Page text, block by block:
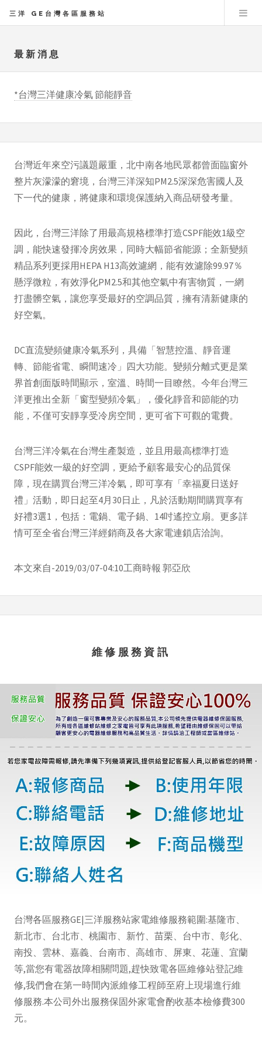
三洋 GE台灣各區服務站
最新消息
*台灣三洋健康冷氣 節能靜音
台灣近年來空污議題嚴重，北中南各地民眾都曾面臨窗外
整片灰濛濛的窘境，台灣三洋深知PM2.5深深危害國人及
下一代的健康，將健康和環境保護納入商品研發考量。
因此，台灣三洋除了用最高規格標準打造CSPF能效1級空
調，能快速發揮冷房效果，同時大幅節省能源；全新變頻
精品系列更採用HEPA H13高效濾網，能有效濾除99.97％
懸浮微粒，有效淨化PM2.5和其他空氣中有害物質，一網
打盡髒空氣，讓您享受最好的空調品質，擁有清新健康的
好空氣。
DC直流變頻健康冷氣系列，具備「智慧控溫、靜音運
轉、節能省電、瞬間速冷」四大功能。變頻分離式更是業
界首創面版時間顯示，室溫、時間一目瞭然。今年台灣三
洋更推出全新「窗型變頻冷氣」，優化靜音和節能的功
能，不僅可安靜享受冷房空間，更可省下可觀的電費。
台灣三洋冷氣在台灣生產製造，並且用最高標準打造
CSPF能效一級的好空調，更給予顧客最安心的品質保
障，現在購買台灣三洋冷氣，即可享有「幸福夏日送好
禮」活動，即日起至4月30日止，凡於活動期間購買享有
好禮3選1，包括：電鍋、電子鍋、14吋遙控立扇。更多詳
情可至全省台灣三洋經銷商及各大家電連鎖店洽詢。
本文來自-2019/03/07-04:10工商時報 郭亞欣
維修服務資訊
台灣各區服務GE|三洋服務站家電維修服務範圍:基隆市、
新北市、台北市、桃園市、新竹、苗栗、台中市、彰化、
南投、雲林、嘉義、台南市、高雄市、屏東、花蓮、宜蘭
等,當您有電器故障相關問題,趕快致電各區維修站登記維
修,我們會在第一時間內派維修工程師至府上現場進行維
修服務.本公司外出服務保固外家電會酌收基本檢修費300
元。